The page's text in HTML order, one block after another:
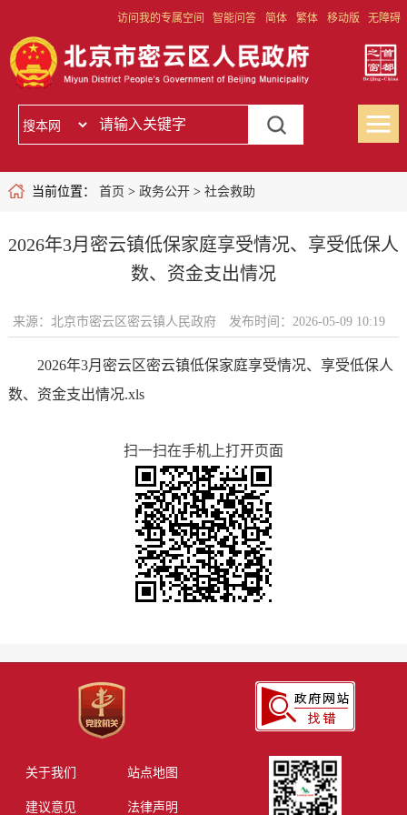
访问我的专属空间 智能问答 简体 繁体 移动版 无障碍
当前位置： 首页 > 政务公开> 社会救助
2026年3月密云镇低保家庭享受情况、享受低保人
数、资金支出情况
来源：北京市密云区密云镇人民政府 发布时间：2026-05-09 10:19
2026年3月密云区密云镇低保家庭享受情况、享受低保人
数、资金支出情况.xls
扫一扫在手机上打开页面
关于我们 站点地图
建议意见 法律声明